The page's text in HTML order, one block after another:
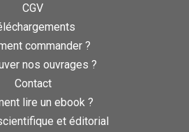
CGV
commander ?
nos ouvrages ?
Contact
lire un ebook ?
et éditorial